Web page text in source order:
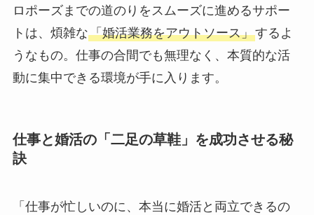
ロポーズまでの道のりをスムーズに進めるサポー
トは、煩雑な「婚活業務をアウトソース」するよ
うなもの。仕事の合間でも無理なく、本質的な活
動に集中できる環境が手に入ります。
仕事と婚活の「二足の草鞋」を成功させる秘
訣
「仕事が忙しいのに、本当に婚活と両立できるの